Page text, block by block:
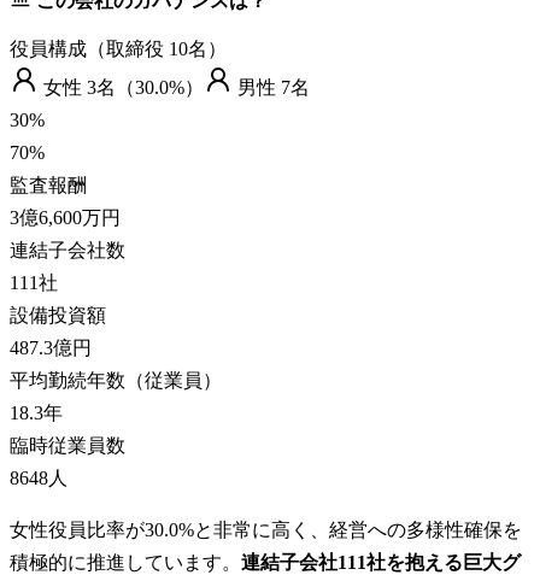
役員構成（取締役 10名）
女性 3名（30.0%） 男性 7名
30%
70%
監査報酬
3億6,600万円
連結子会社数
111社
設備投資額
487.3億円
平均勤続年数（従業員）
18.3年
臨時従業員数
8648人
女性役員比率が30.0%と非常に高く、経営への多様性確保を
積極的に推進しています。 連結子会社111社を抱える巨大グ